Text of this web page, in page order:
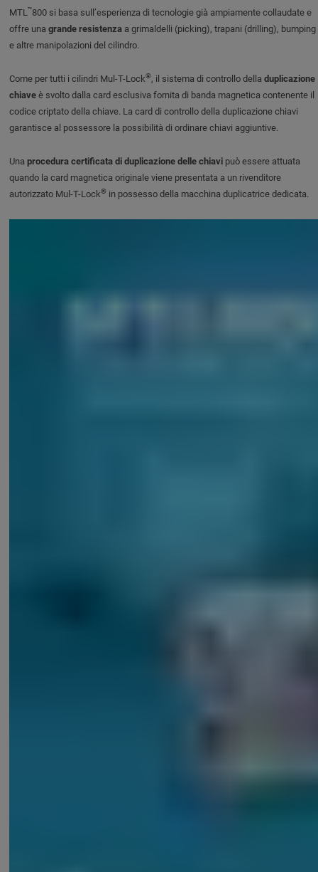
MTL™800 si basa sull’esperienza di tecnologie già ampiamente collaudate e
offre una grande resistenzaa grimaldelli (picking), trapani (drilling), bumping
e altre manipolazioni del cilindro.
Come per tutti i cilindri Mul-T-Lock®, il sistema di controllo della duplicazione
chiaveè svolto dalla card esclusiva fornita di banda magnetica contenente il
codice criptato della chiave. La card di controllo della duplicazione chiavi
garantisce al possessore la possibilità di ordinare chiavi aggiuntive.
Una procedura certificata di duplicazione delle chiavipuò essere attuata
quando la card magnetica originale viene presentata a un rivenditore
autorizzato Mul-T-Lock®in possesso della macchina duplicatrice dedicata.